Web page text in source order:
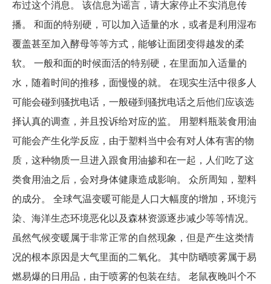
布过这个消息。 该信息为谣言，请大家停止不实消息传
播。 和面的特别硬，可以加入适量的水，或者是利用湿布
覆盖甚至加入酵母等等方式，能够让面团变得越发的柔
软。 一般和面的时候面活的特别硬，在里面加入适量的
水，随着时间的推移，面慢慢的就。 在现实生活中很多人
可能会碰到骚扰电话，一般碰到骚扰电话之后他们应该选
择认真的调查，并且投诉给对应的监。 用塑料瓶装食用油
可能会产生化学反应，由于塑料当中会有对人体有害的物
质，这种物质一旦进入跟食用油掺和在一起，人们吃了这
类食用油之后，会对身体健康造成影响。 众所周知，塑料
的成分。 全球气温变暖可能是人口大幅度的增加，环境污
染、海洋生态环境恶化以及森林资源逐步减少等等情况。
虽然气候变暖属于非常正常的自然现象，但是产生这类情
况的根本原因是大气里面的二氧化。 其中防晒喷雾属于易
燃易爆的日用品，由于喷雾的包装在结。 老鼠夜晚叫个不